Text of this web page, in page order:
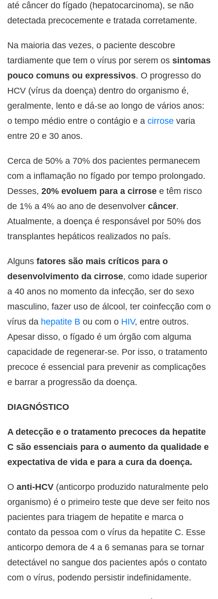
até câncer do fígado (hepatocarcinoma), se não
detectada precocemente e tratada corretamente.
Na maioria das vezes, o paciente descobre
tardiamente que tem o vírus por serem os sintomas
pouco comuns ou expressivos. O progresso do
HCV (vírus da doença) dentro do organismo é,
geralmente, lento e dá-se ao longo de vários anos:
o tempo médio entre o contágio e a cirrose varia
entre 20 e 30 anos.
Cerca de 50% a 70% dos pacientes permanecem
com a inflamação no fígado por tempo prolongado.
Desses, 20% evoluem para a cirrose e têm risco
de 1% a 4% ao ano de desenvolver câncer.
Atualmente, a doença é responsável por 50% dos
transplantes hepáticos realizados no país.
Alguns fatores são mais críticos para o
desenvolvimento da cirrose, como idade superior
a 40 anos no momento da infecção, ser do sexo
masculino, fazer uso de álcool, ter coinfecção com o
vírus da hepatite B ou com o HIV, entre outros.
Apesar disso, o fígado é um órgão com alguma
capacidade de regenerar-se. Por isso, o tratamento
precoce é essencial para prevenir as complicações
e barrar a progressão da doença.
DIAGNÓSTICO
A detecção e o tratamento precoces da hepatite
C são essenciais para o aumento da qualidade e
expectativa de vida e para a cura da doença.
O anti-HCV (anticorpo produzido naturalmente pelo
organismo) é o primeiro teste que deve ser feito nos
pacientes para triagem de hepatite e marca o
contato da pessoa com o vírus da hepatite C. Esse
anticorpo demora de 4 a 6 semanas para se tornar
detectável no sangue dos pacientes após o contato
com o vírus, podendo persistir indefinidamente.